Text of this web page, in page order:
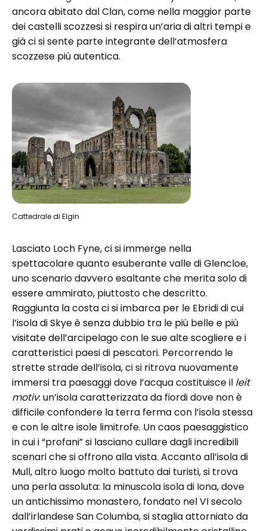
ancora abitato dal Clan, come nella maggior parte
dei castelli scozzesi si respira un’aria di altri tempi e
già ci si sente parte integrante dell’atmosfera
scozzese più autentica.
Cattedrale di Elgin
Lasciato Loch Fyne, ci si immerge nella
spettacolare quanto esuberante valle di Glencloe,
uno scenario davvero esaltante che merita solo di
essere ammirato, piuttosto che descritto.
Raggiunta la costa ci si imbarca per le Ebridi di cui
l’isola di Skye è senza dubbio tra le più belle e più
visitate dell’arcipelago con le sue alte scogliere e i
caratteristici paesi di pescatori. Percorrendo le
strette strade dell’isola, ci si ritrova nuovamente
immersi tra paesaggi dove l’acqua costituisce il leit
motiv: un’isola caratterizzata da fiordi dove non è
difficile confondere la terra ferma con l’isola stessa
e con le altre isole limitrofe. Un caos paesaggistico
in cui i “profani” si lasciano cullare dagli incredibili
scenari che si offrono alla vista. Accanto all’isola di
Mull, altro luogo molto battuto dai turisti, si trova
una perla assoluta: la minuscola isola di Iona, dove
un antichissimo monastero, fondato nel VI secolo
dall’irlandese San Columba, si staglia attorniato da